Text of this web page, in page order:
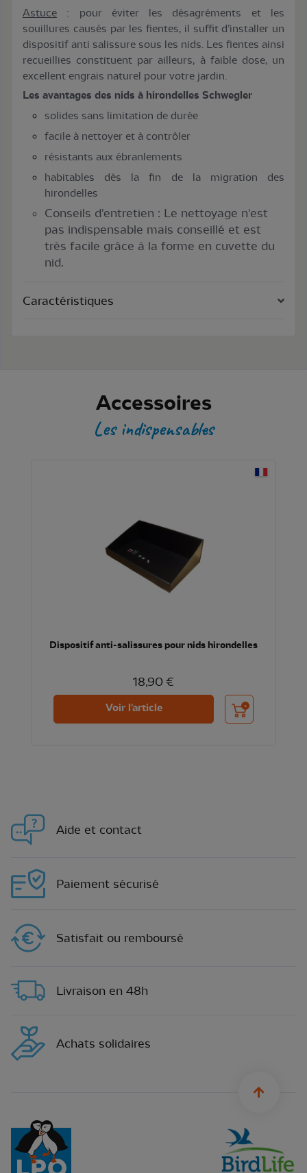
Astuce : pour éviter les désagréments et les
souillures causés par les fientes, il suffit d’installer un
dispositif anti salissure sous les nids. Les fientes ainsi
recueillies constituent par ailleurs, à faible dose, un
excellent engrais naturel pour votre jardin.
Les avantages des nids à hirondelles Schwegler
solides sans limitation de durée
facile à nettoyer et à contrôler
résistants aux ébranlements
habitables dès la fin de la migration des
hirondelles
Conseils d'entretien : Le nettoyage n'est
pas indispensable mais conseillé et est
très facile grâce à la forme en cuvette du
nid.
Caractéristiques
Accessoires
Les indispensables
Dispositif anti-salissures pour nids hirondelles
18,90 €
Voir l'article Ajouter au panier
Aide et contact
Paiement sécurisé
Satisfait ou remboursé
Livraison en 48h
Achats solidaires